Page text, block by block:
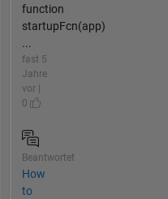
function
startupFcn(app)
...
fast 5
Jahre
vor |
0
Beantwortet
How
to